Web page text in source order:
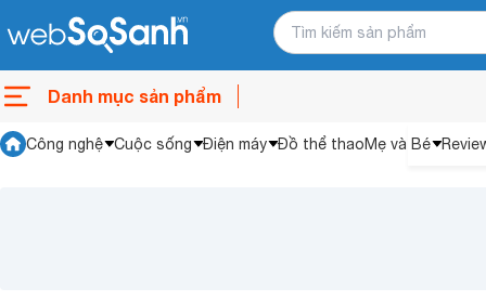
Danh mục sản phẩm
Công nghệ Cuộc sống Điện máy Đồ thể thaoMẹ và Bé